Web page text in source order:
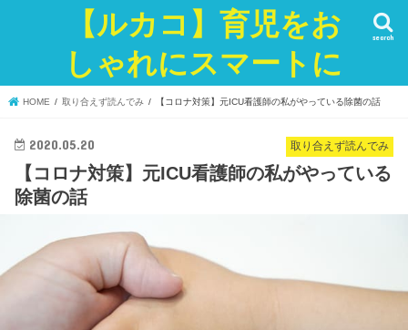
【ルカコ】育児をお
しゃれにスマートに
search
HOME 取り合えず読んでみ 【コロナ対策】元ICU看護師の私がやっている除菌の話
取り合えず読んでみ
2020.05.20
【コロナ対策】元ICU看護師の私がやっている
除菌の話